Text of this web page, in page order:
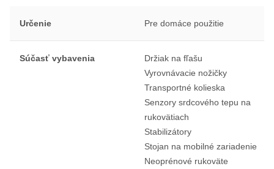
Určenie Pre domáce použitie
Súčasť vybavenia
Držiak na fľašu
Vyrovnávacie nožičky
Transportné kolieska
Senzory srdcového tepu na
rukovätiach
Stabilizátory
Stojan na mobilné zariadenie
Neoprénové rukoväte